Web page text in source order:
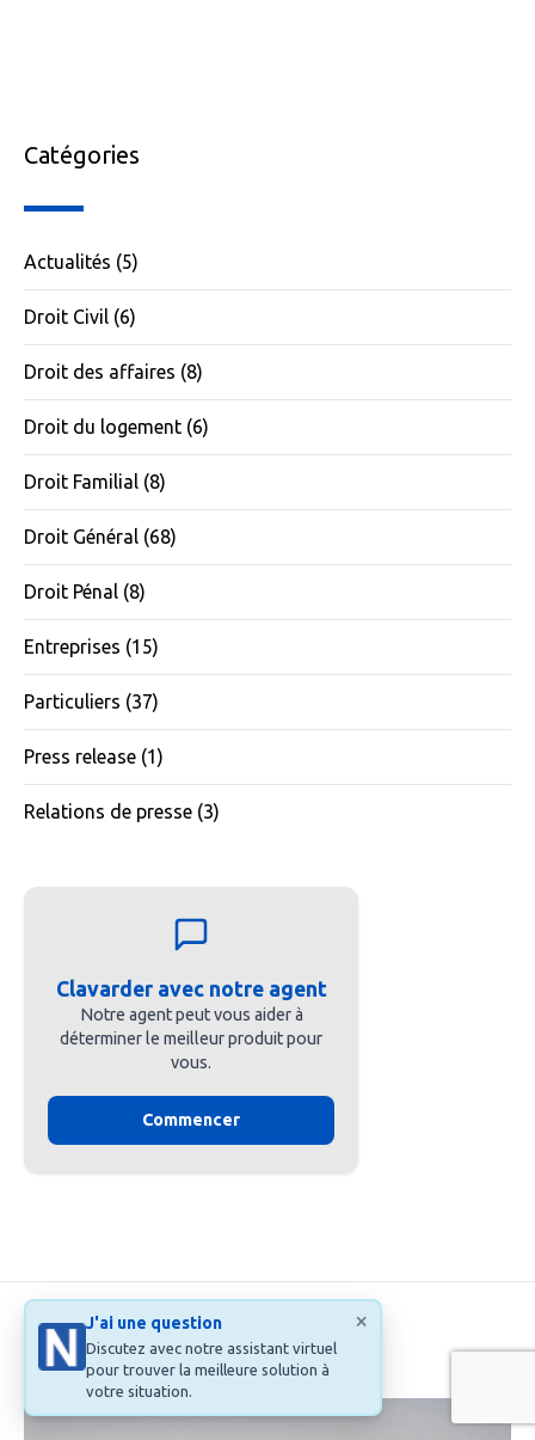
Catégories
Actualités (5)
Droit Civil (6)
Droit des affaires (8)
Droit du logement (6)
Droit Familial (8)
Droit Général (68)
Droit Pénal (8)
Entreprises (15)
Particuliers (37)
Press release (1)
Relations de presse (3)
Clavarder avec notre agent
Notre agent peut vous aider à
déterminer le meilleur produit pour
vous.
Commencer
Vous pourriez aussi aimer...
×
J'ai une question
Discutez avec notre assistant virtuel
pour trouver la meilleure solution à
votre situation.